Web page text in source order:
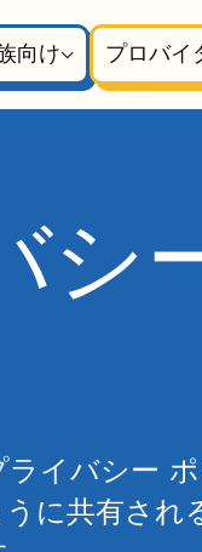
向け
プロバイ
シ
イバシー
に共有され